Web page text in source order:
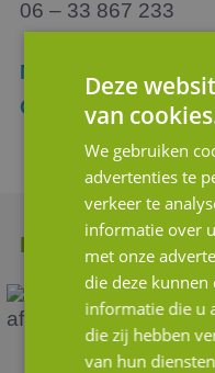
06 – 33 867 233
Meer weten over
Corporate Finance?
Meer nieuws
Deze
van
We gebruiken
advertenties te
verkeer te
informatie over
met onze
die deze
informatie die u
die zij hebben
van hun